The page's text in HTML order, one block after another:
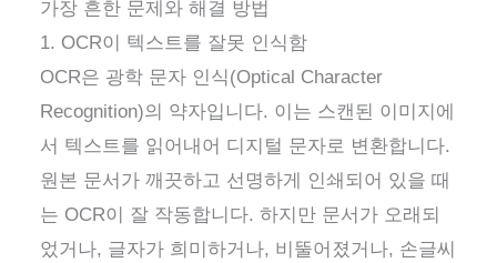
가장 흔한 문제와 해결 방법
1. OCR이 텍스트를 잘못 인식함
OCR은 광학 문자 인식(Optical Character
Recognition)의 약자입니다. 이는 스캔된 이미지에
서 텍스트를 읽어내어 디지털 문자로 변환합니다.
원본 문서가 깨끗하고 선명하게 인쇄되어 있을 때
는 OCR이 잘 작동합니다. 하지만 문서가 오래되
었거나, 글자가 희미하거나, 비뚤어졌거나, 손글씨